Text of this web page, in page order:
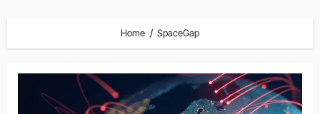
Home SpaceGap